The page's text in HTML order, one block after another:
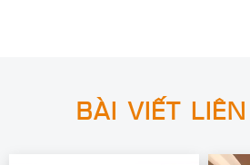
BÀI VIẾT